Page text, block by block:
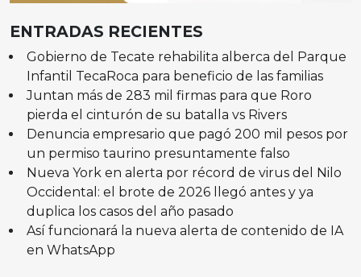
ENTRADAS RECIENTES
Gobierno de Tecate rehabilita alberca del Parque
Infantil TecaRoca para beneficio de las familias
Juntan más de 283 mil firmas para que Roro
pierda el cinturón de su batalla vs Rivers
Denuncia empresario que pagó 200 mil pesos por
un permiso taurino presuntamente falso
Nueva York en alerta por récord de virus del Nilo
Occidental: el brote de 2026 llegó antes y ya
duplica los casos del año pasado
Así funcionará la nueva alerta de contenido de IA
en WhatsApp